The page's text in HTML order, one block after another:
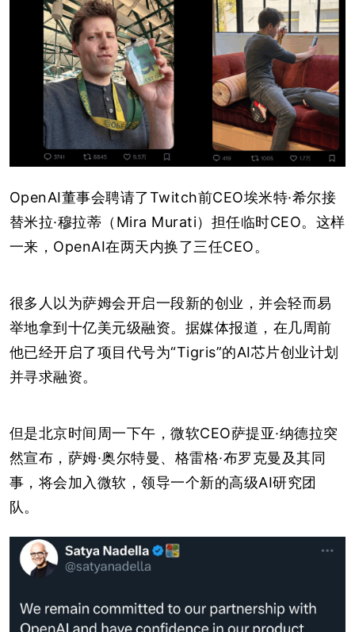
OpenAI董事会聘请了Twitch前CEO埃米特·希尔接
替米拉·穆拉蒂（Mira Murati）担任临时CEO。这样
一来，OpenAI在两天内换了三任CEO。
很多人以为萨姆会开启一段新的创业，并会轻而易
举地拿到十亿美元级融资。据媒体报道，在几周前
他已经开启了项目代号为“Tigris”的AI芯片创业计划
并寻求融资。
但是北京时间周一下午，微软CEO萨提亚·纳德拉突
然宣布，萨姆·奥尔特曼、格雷格·布罗克曼及其同
事，将会加入微软，领导一个新的高级AI研究团
队。